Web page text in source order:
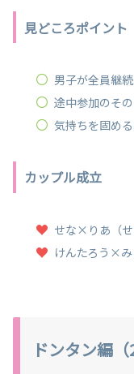
見どころポイント
男子が全員継
途中参加のそ
気持ちを固め
カップル成立
せな×りあ（せ
けんたろう×み
ドンタン編（